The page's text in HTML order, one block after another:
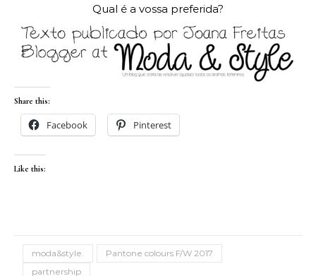
Qual é a vossa preferida?
Share this:
Facebook Pinterest
Like this:
moda&style.
Pantone colours F/W 2017
partnership